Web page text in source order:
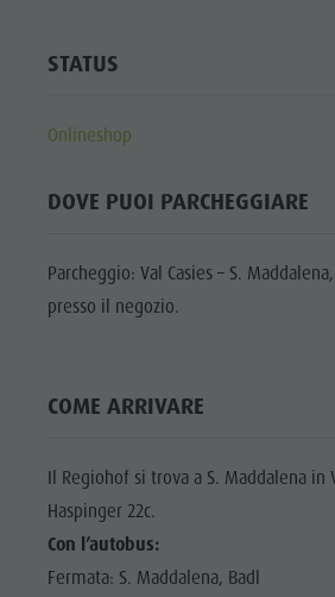
Alto Adige
Guide A-Z
STATUS
Onlineshop
DOVE PUOI PARCHEGGIARE
Parcheggio: Val Casies – S.
presso il negozio.
COME ARRIVARE
Il Regiohof si trova a S. Maddalena in
Haspinger 22c.
Con l’autobus:
Fermata: S. Maddalena, Badl